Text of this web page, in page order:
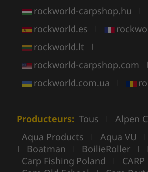
rockworld-carpshop.hu |
rockworld.es |
rockworld.lt |
rockworld-carpshop.com |
rockworld.com.ua |
Producteurs: Tous | Alpen
Aqua Products | Aqua VU |
| Boatman | BoilieRoller |
Carp Fishing Poland | CARP